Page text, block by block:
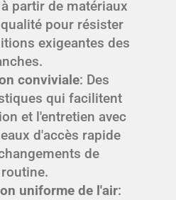
partir de matériaux
pour résister
exigeantes des
conviviale: Des
qui facilitent
et l'entretien avec
d'accès rapide
de
uniforme de l'air: